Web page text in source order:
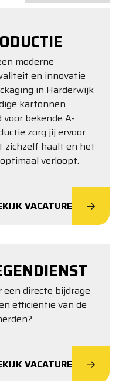
moderne
en innovatie
in Harderwijk
kartonnen
bekende A-
zorg jij ervoor
haalt en het
verloopt.
VACATURE
directe bijdrage
efficiëntie van de
VACATURE